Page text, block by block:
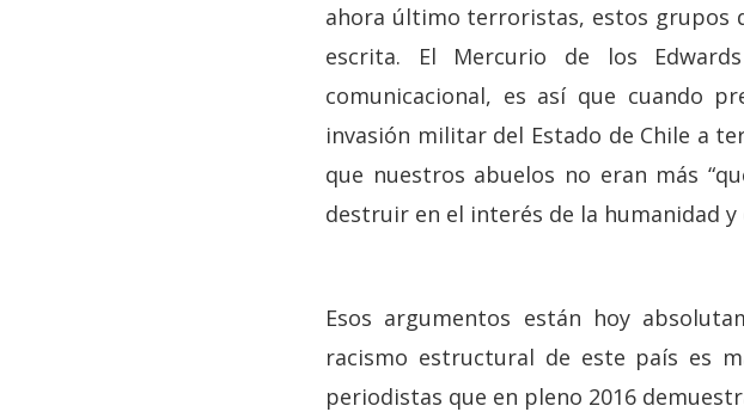
ahora último terroristas, estos grupos
escrita. El Mercurio de los
comunicacional, es así que cuando
invasión militar del Estado de Chile a
que nuestros abuelos no eran más
destruir en el interés de la humanidad y
Esos argumentos están hoy
racismo estructural de este país es
periodistas que en pleno 2016